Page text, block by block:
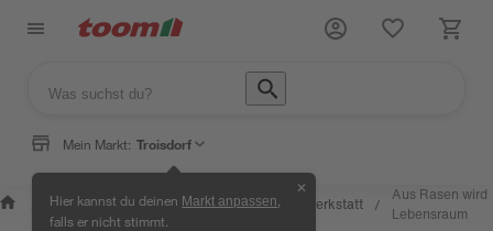
Mein Markt: Troisdorf
Hier kannst du deinen Markt anpassen
falls er nicht stimmt.
✕
Wissen &
Service
/
Selbermachen
& Ratgeber
/ Kreativwerkstatt /
Aus Rasen wird
Lebensraum